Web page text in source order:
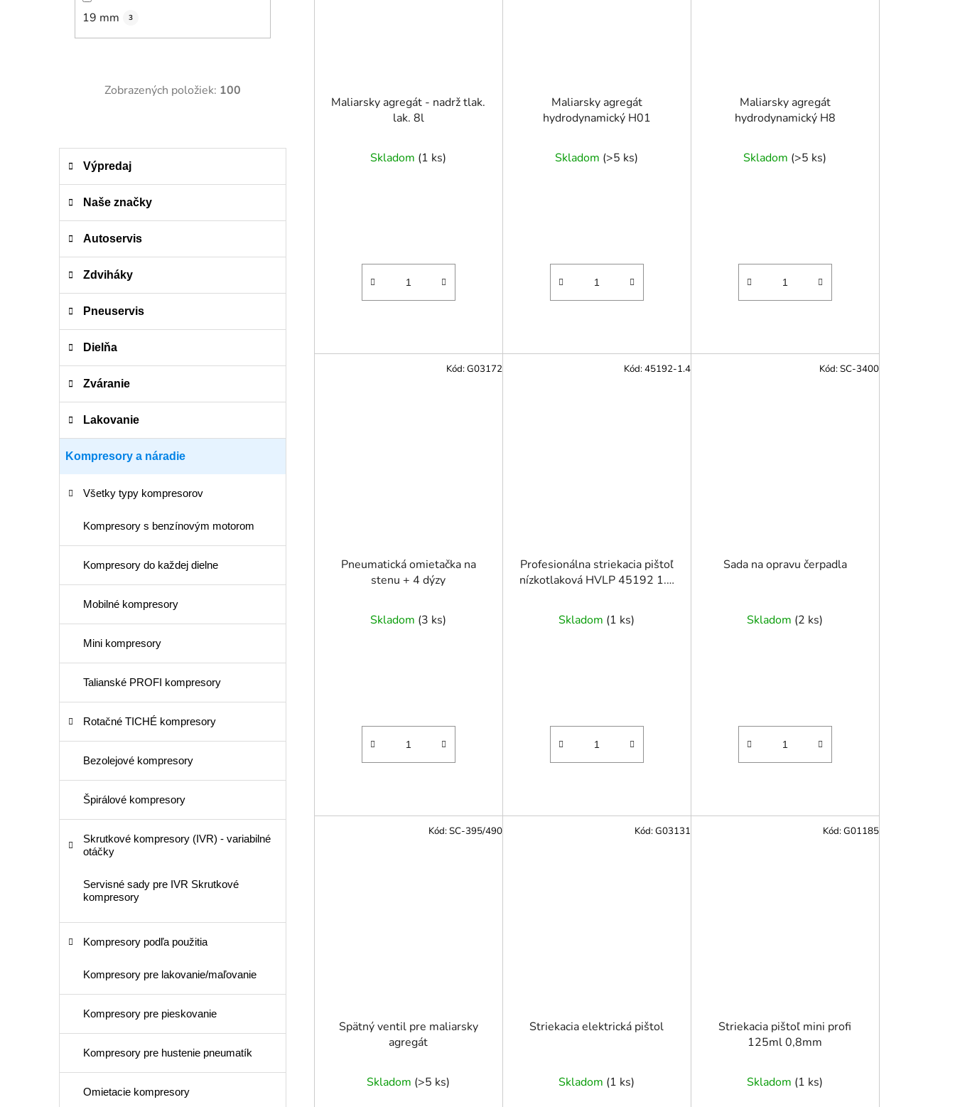
19 mm 3
Zobrazených položiek: 100
kategórie
K
t
g
Výpredaj
Naše značky
Autoservis
Zdviháky
Pneuservis
Dielňa
Zváranie
Lakovanie
Kompresory a náradie
Všetky typy kompresorov
Kompresory s benzínovým motorom
Kompresory do každej dielne
Mobilné kompresory
Mini kompresory
Talianské PROFI kompresory
Rotačné TICHÉ kompresory
Bezolejové kompresory
Špirálové kompresory
Skrutkové kompresory (IVR) - variabilné
otáčky
Servisné sady pre IVR Skrutkové
kompresory
Kompresory podľa použitia
Kompresory pre lakovanie/maľovanie
Kompresory pre pieskovanie
Kompresory pre hustenie pneumatík
Omietacie kompresory
Maliarsky agregát - nadrž tlak.
lak. 8l
Skladom (1 ks)
Maliarsky agregát
hydrodynamický H01
Skladom (>5 ks)
Maliarsky agregát
hydrodynamický H8
Skladom (>5 ks)
Pneumatická omietačka na
stenu + 4 dýzy
Skladom (3 ks)
Kód:G03172
Profesionálna striekacia pištoľ
nízkotlaková HVLP 45192 1.4
Skladom (1 ks)
Kód:45192-1.4
Sada na opravu čerpadla
Skladom (2 ks)
Kód:SC-3400
Spätný ventil pre maliarsky
agregát
Skladom (>5 ks)
Kód:SC-395/490
Striekacia elektrická pištol
Skladom (1 ks)
Kód:G03131
Striekacia pištoľ mini profi
125ml 0,8mm
Skladom (1 ks)
Kód:G01185